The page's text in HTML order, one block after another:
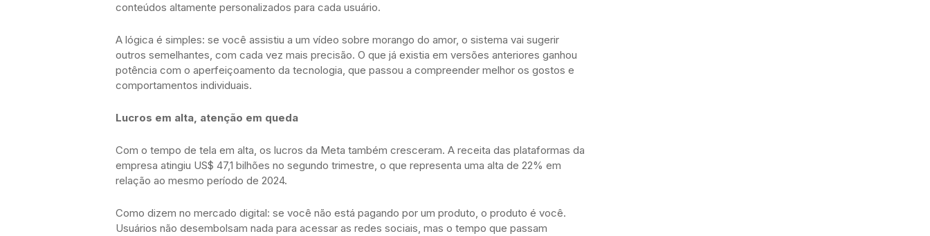
conteúdos altamente personalizados para cada usuário.
A lógica é simples: se você assistiu a um vídeo sobre morango do amor, o sistema vai sugerir
outros semelhantes, com cada vez mais precisão. O que já existia em versões anteriores ganhou
potência com o aperfeiçoamento da tecnologia, que passou a compreender melhor os gostos e
comportamentos individuais.
Lucros em alta, atenção em queda
Com o tempo de tela em alta, os lucros da Meta também cresceram. A receita das plataformas da
empresa atingiu US$ 47,1 bilhões no segundo trimestre, o que representa uma alta de 22% em
relação ao mesmo período de 2024.
Como dizem no mercado digital: se você não está pagando por um produto, o produto é você.
Usuários não desembolsam nada para acessar as redes sociais, mas o tempo que passam